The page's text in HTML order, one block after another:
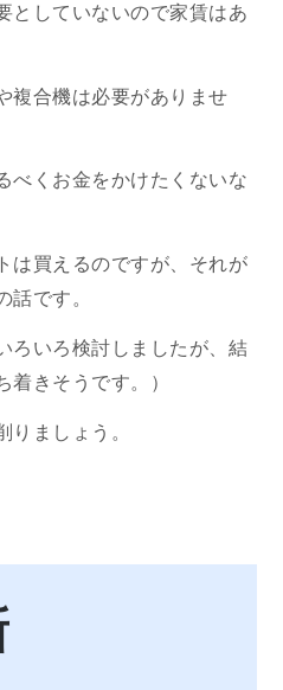
としていないので家賃はあ
複合機は必要がありませ
べくお金をかけたくないな
は買えるのですが、それが
話です。
ろいろ検討しましたが、結
着きそうです。）
りましょう。